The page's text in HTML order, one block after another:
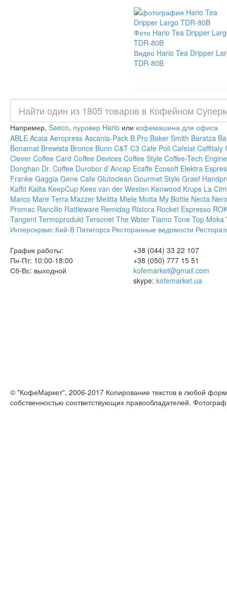
Фото Hario Tea Dripper
TDR-80B
Видео Hario Tea Dripper
TDR-80B
Например, Saeco, пуровер Hario или кофемашина для офиса
ABLE Acaia Aeropress Ascania-Pack B.Pro Baker Smith Baratza
Bonamat Brewista Bronce Bunn C&T C3 Cafe Poli Cafelat Caffitaly
Clever Coffee Card Coffee Devices Coffee Style Coffee-Tech
Donghan Dr. Coffee Durobor d`Ancap Ecaffe Ecosoft Elektra
Franke Gaggia Gene Cafe Glutoclean Gourmet Style Graef
Kaffit Kalita KeepCup Kees van der Westen Kenwood Krups La
Marco Mare Terra Mazzer Melitta Miele Motta My Bottle Necta
Promac Rancilio Rattleware Remidag Ristora Rocket Espresso
Tangent Termoprodukt Tersonet The Water Tiamo Tone Top Moka
Интерсервис Кий-В Пятигорск Ресторанные ведомости
График работы:
Пн-Пт: 10:00-18:00
Сб-Вс: выходной
+38 (044) 33 22 107
+38 (050) 777 15 51
kofemarket@gmail.com
skype: kofemarket.ua
© "КофеМаркет", 2006-2017 Копирование текстов в любой
собственностью соответствующих правообладателей.